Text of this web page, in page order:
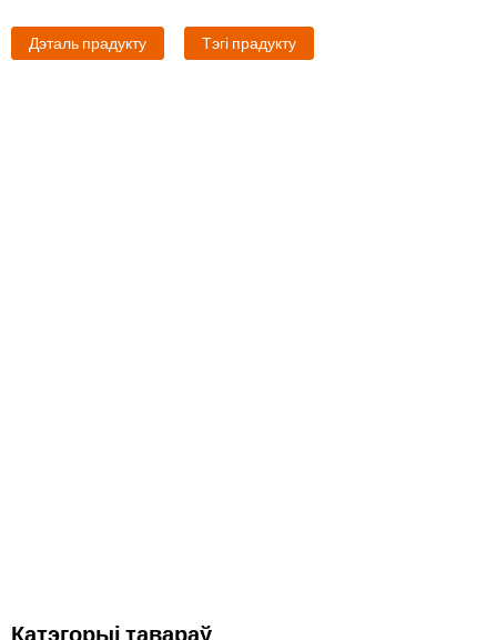
Дэталь прадукту Тэгі прадукту
Катэгорыі тавараў